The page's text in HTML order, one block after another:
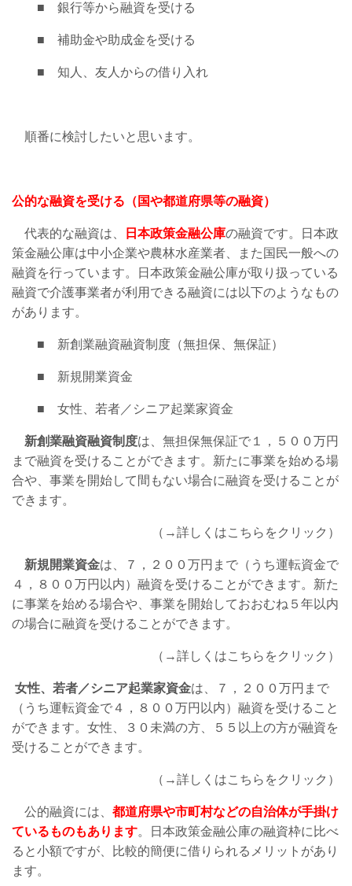
■ 銀行等から融資を受ける
■ 補助金や助成金を受ける
■ 知人、友人からの借り入れ
順番に検討したいと思います。
公的な融資を受ける（国や都道府県等の融資）
代表的な融資は、 日本政策金融公庫の融資です。日本政
策金融公庫は中小企業や農林水産業者、また国民一般への
融資を行っています。日本政策金融公庫が取り扱っている
融資で介護事業者が利用できる融資には以下のようなもの
があります。
■ 新創業融資融資制度（無担保、無保証）
■ 新規開業資金
■ 女性、若者／シニア起業家資金
新創業融資融資制度は、無担保無保証で１，５００万円
まで融資を受けることができます。新たに事業を始める場
合や、事業を開始して間もない場合に融資を受けることが
できます。
（→詳しくはこちらをクリック）
新規開業資金は、７，２００万円まで（うち運転資金で
４，８００万円以内）融資を受けることができます。新た
に事業を始める場合や、事業を開始しておおむね５年以内
の場合に融資を受けることができます。
（→詳しくはこちらをクリック）
女性、若者／シニア起業家資金は、７，２００万円まで
（うち運転資金で４，８００万円以内）融資を受けること
ができます。女性、３０未満の方、５５以上の方が融資を
受けることができます。
（→詳しくはこちらをクリック）
公的融資には、 都道府県や市町村などの自治体が手掛け
ているものもあります。日本政策金融公庫の融資枠に比べ
ると小額ですが、比較的簡便に借りられるメリットがあり
ます。